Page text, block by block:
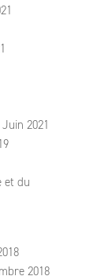
2021
et du
2018